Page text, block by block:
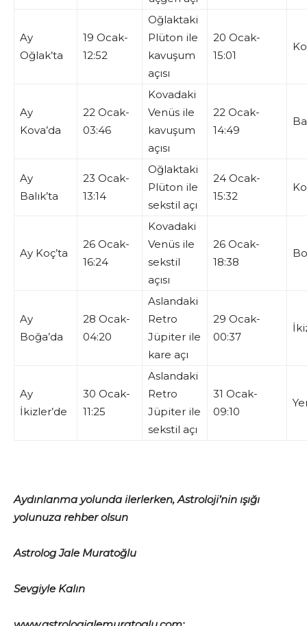
Ay
Oğlak’ta
19 Ocak-
12:52
Oğlaktaki
Plüton ile
kavuşum
açısı
20 Ocak-
15:01
Ay
Kova’da
22 Ocak-
03:46
Kovadaki
Venüs ile
kavuşum
açısı
22 Ocak-
14:49
Ay
Balık’ta
23 Ocak-
13:14
Oğlaktaki
Plüton ile
sekstil açı
24 Ocak-
15:32
Ay Koç’ta
26 Ocak-
16:24
Kovadaki
Venüs ile
sekstil
açısı
26 Ocak-
18:38
Ay
Boğa’da
28 Ocak-
04:20
Aslandaki
Retro
Jüpiter ile
kare açı
29 Ocak-
00:37
Ay
İkizler’de
30 Ocak-
11:25
Aslandaki
Retro
Jüpiter ile
sekstil açı
31 Ocak-
09:10
Aydınlanma yolunda ilerlerken, Astroloji’nin ışığı
yolunuza rehber olsun
Astrolog Jale Muratoğlu
Sevgiyle Kalın